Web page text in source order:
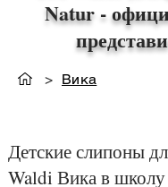
Natur -
> Вика
Детские слипоны
Waldi Вика в